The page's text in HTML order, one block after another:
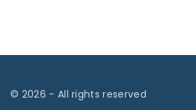
© 2026 - All rights reserved